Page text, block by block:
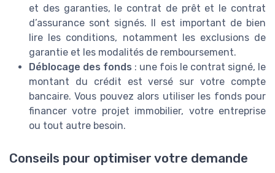
et des garanties, le contrat de prêt et le contrat
d’assurance sont signés. Il est important de bien
lire les conditions, notamment les exclusions de
garantie et les modalités de remboursement.
Déblocage des fonds : une fois le contrat signé, le
montant du crédit est versé sur votre compte
bancaire. Vous pouvez alors utiliser les fonds pour
financer votre projet immobilier, votre entreprise
ou tout autre besoin.
Conseils pour optimiser votre demande